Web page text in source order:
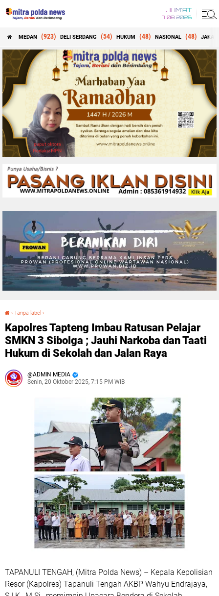
JUM'AT
7 08 2026
MEDAN (923) DELI SERDANG (54) HUKUM (48) NASIONAL (48)
› Tanpa label ›
Kapolres Tapteng Imbau Ratusan Pelajar
SMKN 3 Sibolga ; Jauhi Narkoba dan Taati
Hukum di Sekolah dan Jalan Raya
ADMIN MEDIA
Senin, 20 Oktober 2025, 7:15 PM WIB
TAPANULI TENGAH, (Mitra Polda News) – Kepala Kepolisian
Resor (Kapolres) Tapanuli Tengah AKBP Wahyu Endrajaya,